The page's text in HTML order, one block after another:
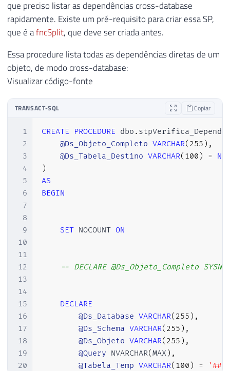
que preciso listar as dependências cross-database
rapidamente. Existe um pré-requisito para criar essa SP,
que é afncSplit, que deve ser criada antes.
Essa procedure lista todas as dependências diretas de um
objeto, de modo cross-database:
Visualizar código-fonte
TRANSACT-SQL Copiar
1
2
3
4
5
6
7
8
9
10
11
12
13
14
15
16
17
18
19
20
CREATE PROCEDURE dbo .
@Ds_Objeto_Completo VARCHAR( 255 ) ,
@Ds_Tabela_Destino VARCHAR( 100 ) =
)
AS
BEGIN
SET NOCOUNT ON
-- DECLARE @Ds_Objeto_Completo
DECLARE
@Ds_Database VARCHAR( 255 ) ,
@Ds_Schema VARCHAR( 255 ) ,
@Ds_Objeto VARCHAR( 255 ) ,
@Query NVARCHAR(MAX) ,
@Tabela_Temp VARCHAR( 100 ) =